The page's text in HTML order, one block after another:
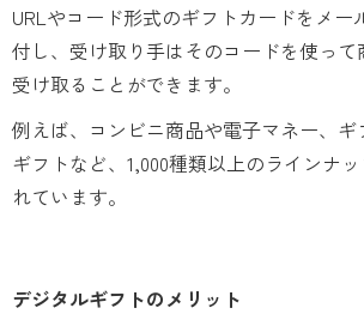
URLやコード形式のギフトカードをメー
付し、受け取り手はそのコードを使って
受け取ることができます。
例えば、コンビニ商品や電子マネー、
ギフトなど、1,000種類以上のラインナ
れています。
デジタルギフトのメリット